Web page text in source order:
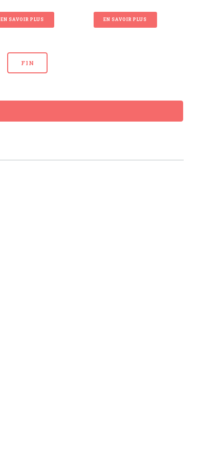
EN SAVOIR PLUS EN SAVOIR PLUS
FIN